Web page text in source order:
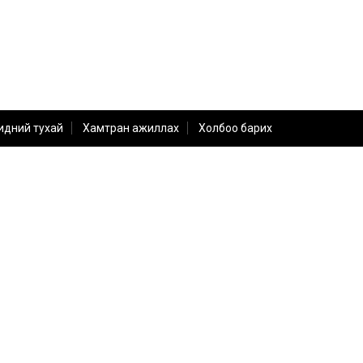
тухай Хамтран ажиллах Холбоо барих